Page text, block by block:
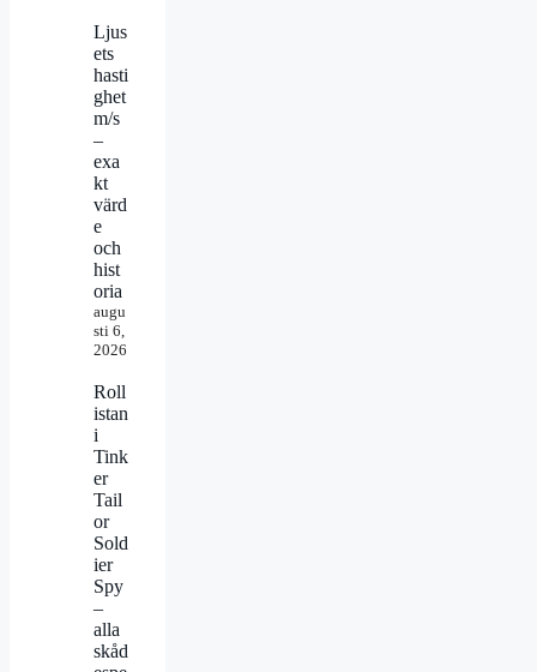
Ljus
ets
hasti
ghet
m/s
–
exa
kt
värd
e
och
hist
oria
augu
sti 6,
2026
Roll
istan
i
Tink
er
Tail
or
Sold
ier
Spy
–
alla
skåd